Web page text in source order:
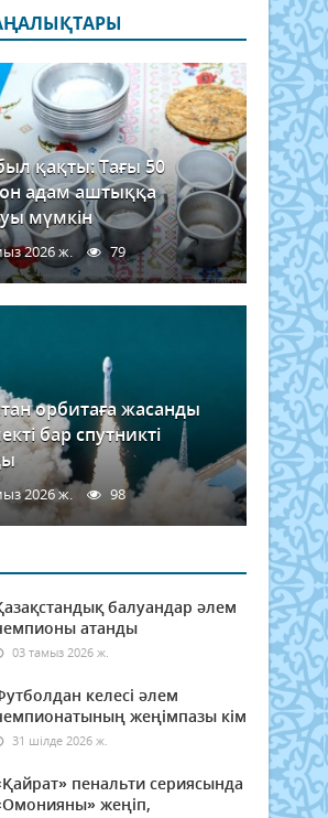
қақты: Тағы 50
адам аштыққа
мүмкін
2026 ж. 79
орбитаға жасанды
бар спутникті
2026 ж. 98
балуандар әлем
атанды
03 тамыз 2026 ж.
келесі әлем
жеңімпазы кім
31 шілде 2026 ж.
пенальти сериясында
жеңіп,